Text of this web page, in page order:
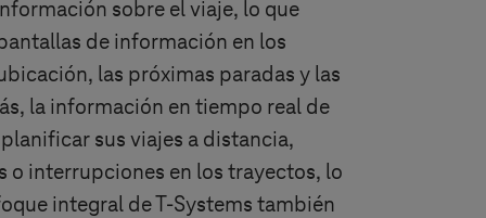
sobre el viaje, lo que
de información en los
las próximas paradas y las
la información en tiempo real de
sus viajes a distancia,
interrupciones en los trayectos, lo
integral deT-Systems también